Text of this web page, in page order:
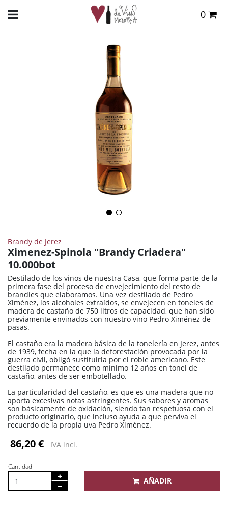
0
VER CESTA
Brandy de Jerez
Ximenez-Spinola "Brandy Criadera"
10.000bot
Destilado de los vinos de nuestra Casa, que forma parte de la
primera fase del proceso de envejecimiento del resto de
brandies que elaboramos. Una vez destilado de Pedro
Ximénez, los alcoholes extraídos, se envejecen en toneles de
madera de castaño de 750 litros de capacidad, que han sido
previamente envinados con nuestro vino Pedro Ximénez de
pasas.
El castaño era la madera básica de la tonelería en Jerez, antes
de 1939, fecha en la que la deforestación provocada por la
guerra civil, obligó sustituirla por el roble americano. Este
destilado permanece como mínimo 12 años en tonel de
castaño, antes de ser embotellado.
La particularidad del castaño, es que es una madera que no
aporta excesivas notas astringentes. Sus sabores y aromas
son básicamente de oxidación, siendo tan respetuosa con el
producto originario, que incluso ayuda a que perviva el
recuerdo de la propia uva Pedro Ximénez.
86,20 € IVA incl.
Cantidad
AÑADIR